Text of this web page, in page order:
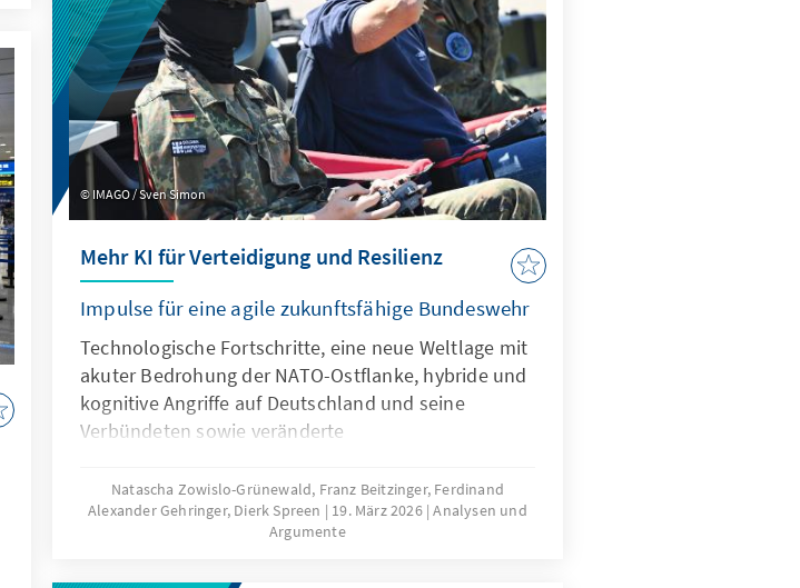
IMAGO / Sven Simon
Mehr KI für Verteidigung und Resilienz
Impulse für eine agile zukunftsfähige Bundeswehr
Technologische Fortschritte, eine neue Weltlage mit
akuter Bedrohung der NATO-Ostflanke, hybride und
kognitive Angriffe auf Deutschland und seine
Verbündeten sowie veränderte
Bundeswehr vor neue Herausforderungen.
Künstliche Intelligenz ist aber nicht nur Treiber bei
diesen Entwicklungen, sondern zugleich eine
Natascha Zowislo-Grünewald, Franz Beitzinger, Ferdinand
Alexander Gehringer, Dierk Spreen
19. März 2026 Analysen und
Argumente